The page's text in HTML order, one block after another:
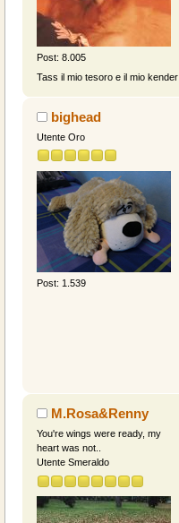
Post: 8.005
Tass il mio tesoro e il mio kender
bighead
Utente Oro
Post: 1.539
M.Rosa&Renny
You're wings were ready, my
heart was not..
Utente Smeraldo